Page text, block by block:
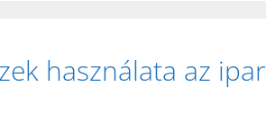
használata az